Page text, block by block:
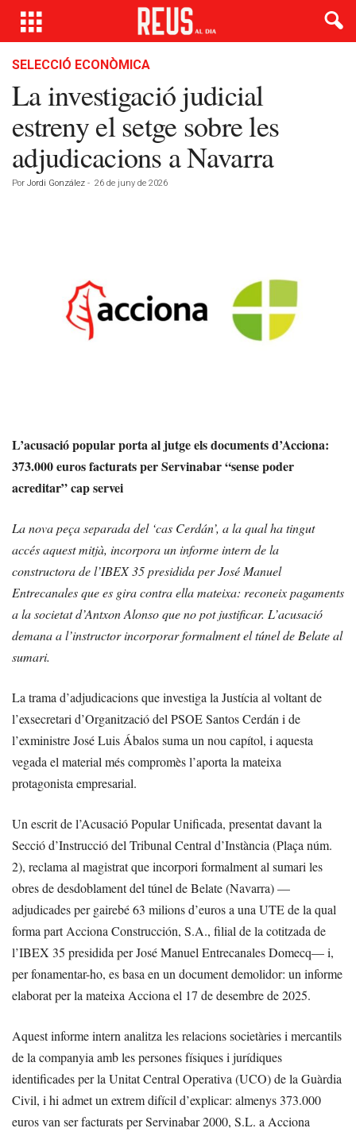
SELECCIÓ ECONÒMICA
La investigació judicial
estreny el setge sobre les
adjudicacions a Navarra
Por Jordi González - 26 de juny de 2026
L’acusació popular porta al jutge els documents d’Acciona:
373.000 euros facturats per Servinabar “sense poder
acreditar” cap servei
La nova peça separada del ‘cas Cerdán’, a la qual ha tingut
accés aquest mitjà, incorpora un informe intern de la
constructora de l’IBEX 35 presidida per José Manuel
Entrecanales que es gira contra ella mateixa: reconeix pagaments
a la societat d’Antxon Alonso que no pot justificar. L’acusació
demana a l’instructor incorporar formalment el túnel de Belate al
sumari.
La trama d’adjudicacions que investiga la Justícia al voltant de
l’exsecretari d’Organització del PSOE Santos Cerdán i de
l’exministre José Luis Ábalos suma un nou capítol, i aquesta
vegada el material més compromès l’aporta la mateixa
protagonista empresarial.
Un escrit de l’Acusació Popular Unificada, presentat davant la
Secció d’Instrucció del Tribunal Central d’Instància (Plaça núm.
2), reclama al magistrat que incorpori formalment al sumari les
obres de desdoblament del túnel de Belate (Navarra) —
adjudicades per gairebé 63 milions d’euros a una UTE de la qual
forma part Acciona Construcción, S.A., filial de la cotitzada de
l’IBEX 35 presidida per José Manuel Entrecanales Domecq— i,
per fonamentar-ho, es basa en un document demolidor: un informe
elaborat per la mateixa Acciona el 17 de desembre de 2025.
Aquest informe intern analitza les relacions societàries i mercantils
de la companyia amb les persones físiques i jurídiques
identificades per la Unitat Central Operativa (UCO) de la Guàrdia
Civil, i hi admet un extrem difícil d’explicar: almenys 373.000
euros van ser facturats per Servinabar 2000, S.L. a Acciona